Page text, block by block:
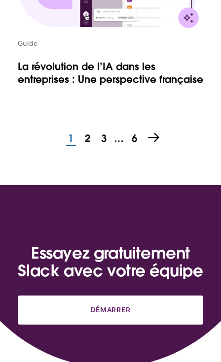
Guide
La révolution de l’IA dans les
entreprises : Une perspective française
1 2 3 … 6
Essayez gratuitement
Slack avec votre équipe
DÉMARRER